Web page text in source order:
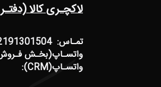
لاکچـری کالا
تمـاس: 02191301504 - 02144005400
واتسـاپ(بخـش فـروش):
واتسـاپ(CRM): 09999971097